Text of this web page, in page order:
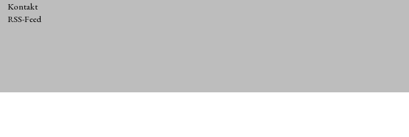
Kontakt
RSS-Feed